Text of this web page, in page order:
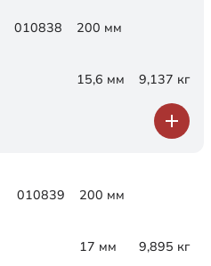
010838 200 мм
15,6 мм 9,137 кг
010839 200 мм
17 мм 9,895 кг